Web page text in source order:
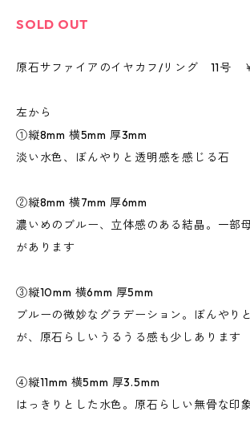
SOLD OUT
原石サファイアのイヤカフ/リング 11号
左から
①縦8mm 横5mm 厚3mm
淡い水色、ぼんやりと透明感を感じる石
②縦8mm 横7mm 厚6mm
濃いめのブルー、立体感のある結晶。一部
があります
③縦10mm 横6mm 厚5mm
ブルーの微妙なグラデーション。ぼんやり
が、原石らしいうるうる感も少しあります
④縦11mm 横5mm 厚3.5mm
はっきりとした水色。原石らしい無骨な印象